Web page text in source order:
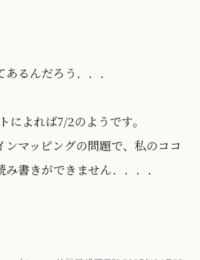
るんだろう．．．
よれば7/2のようです。
ンマッピングの問題で、私のココ
書きができません．．．．